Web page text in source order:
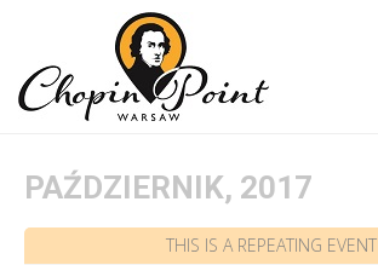
PAŹDZIERNIK, 2017
THIS IS A REPEATING EVENT